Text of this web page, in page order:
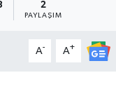
2
PAYLAŞIM
A- A+